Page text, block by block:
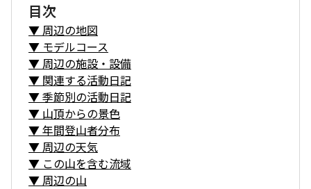
目次
▼ 周辺の地図
▼ モデルコース
▼ 周辺の施設・設備
▼ 関連する活動日記
▼季節別の活動日記
▼ 山頂からの景色
▼年間登山者分布
▼ 周辺の天気
▼ この山を含む流域
▼ 周辺の山